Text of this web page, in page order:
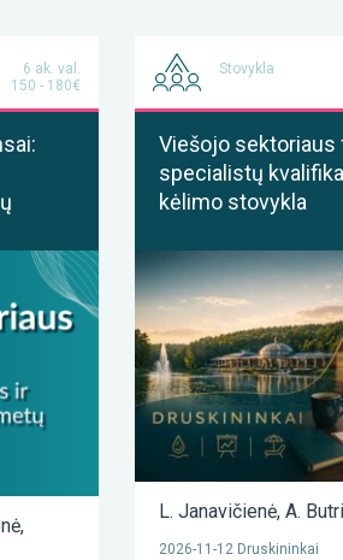
6 ak. val.
150 - 180€
,
Stovykla
Viešojo sektoriaus
specialistų
kėlimo stovykla
L. Janavičienė, A.
2026-11-12 Druskininkai